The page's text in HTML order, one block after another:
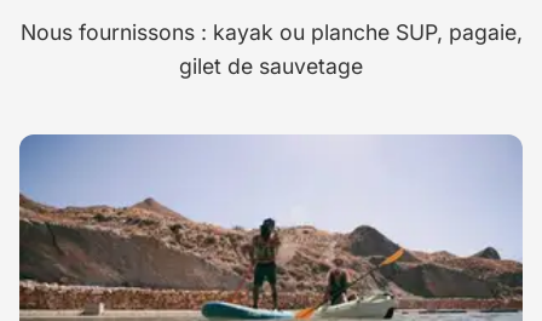
Nous fournissons : kayak ou planche SUP, pagaie,
gilet de sauvetage